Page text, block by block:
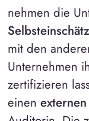
nehmen die
mit den
Unternehmen
zertifizieren
einen